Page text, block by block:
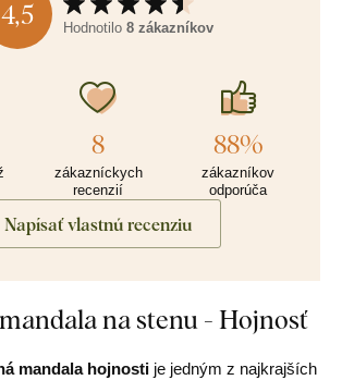
4,5 Hodnotilo 8 zákazníkov
8
zákazníckych
recenzií
88%
zákazníkov
odporúča
Napísať vlastnú recenziu
na stenu - Hojnosť
mandala hojnosti je jedným z najkrajších